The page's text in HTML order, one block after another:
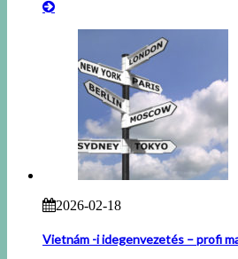
2026-02-18
Vietnám -i idegenvezetés – profi